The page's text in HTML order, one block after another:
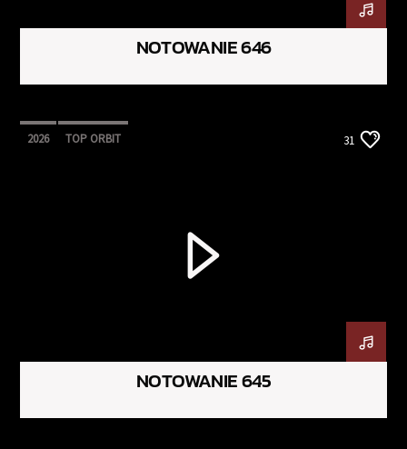
NOTOWANIE 646
2026 TOP ORBIT 31
NOTOWANIE 645